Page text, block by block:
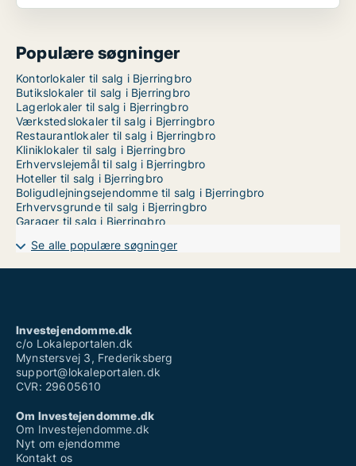
Populære søgninger
Kontorlokaler til salg i Bjerringbro
Butikslokaler til salg i Bjerringbro
Lagerlokaler til salg i Bjerringbro
Værkstedslokaler til salg i Bjerringbro
Restaurantlokaler til salg i Bjerringbro
Kliniklokaler til salg i Bjerringbro
Erhvervslejemål til salg i Bjerringbro
Hoteller til salg i Bjerringbro
Boligudlejningsejendomme til salg i Bjerringbro
Erhvervsgrunde til salg i Bjerringbro
Garager til salg i Bjerringbro
Se alle populære søgninger
Investejendomme.dk
c/o Lokaleportalen.dk
Mynstersvej 3, Frederiksberg
support@lokaleportalen.dk
CVR: 29605610
Om Investejendomme.dk
Om Investejendomme.dk
Nyt om ejendomme
Kontakt os